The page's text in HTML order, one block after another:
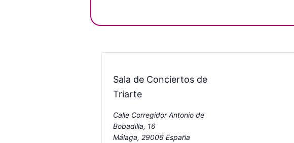
Sala de Conciertos de
Triarte
Calle Corregidor Antonio de
Bobadilla, 16
Málaga, 29006 España